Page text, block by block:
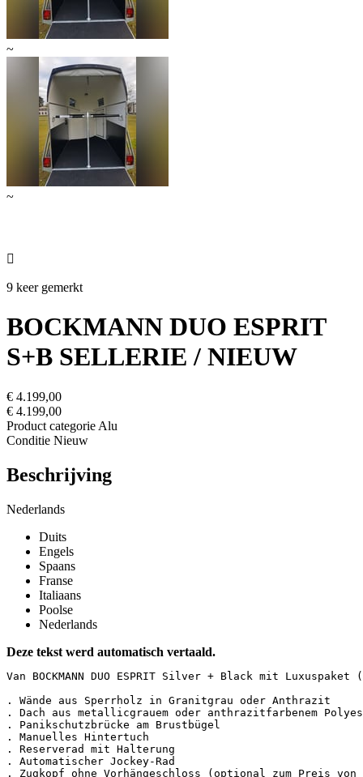
~
~

9 keer gemerkt
BOCKMANN DUO ESPRIT
S+B SELLERIE / NIEUW
€ 4.199,00
€ 4.199,00
Product categorie Alu
Conditie Nieuw
Beschrijving
Nederlands
Duits
Engels
Spaans
Franse
Italiaans
Poolse
Nederlands
Deze tekst werd automatisch vertaald.
Van BOCKMANN DUO ESPRIT Silver + Black mit
. Wände aus Sperrholz in Granitgrau oder Anthrazit
. Dach aus metallicgrauem oder anthrazitfarbenem
. Panikschutzbrücke am Brustbügel
. Manuelles Hintertuch
. Reserverad mit Halterung
. Automatischer Jockey-Rad
. Zugkopf ohne Vorhängeschloss (optional zum Preis